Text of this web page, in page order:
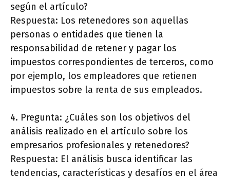
según el artículo?
Respuesta: Los retenedores son aquellas
personas o entidades que tienen la
responsabilidad de retener y pagar los
impuestos correspondientes de terceros, como
por ejemplo, los empleadores que retienen
impuestos sobre la renta de sus empleados.
4. Pregunta: ¿Cuáles son los objetivos del
análisis realizado en el artículo sobre los
empresarios profesionales y retenedores?
Respuesta: El análisis busca identificar las
tendencias, características y desafíos en el área